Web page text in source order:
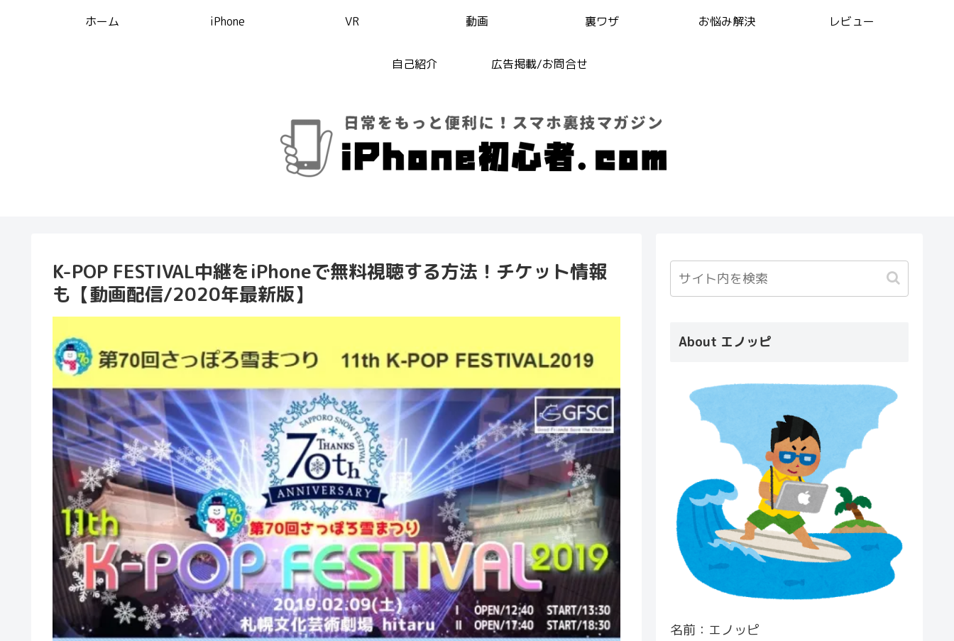
ホーム iPhone VR 動画 裏ワザ お悩み解決 レビュー
自己紹介 広告掲載/お問合せ
K-POP FESTIVAL中継をiPhoneで無料視聴する方法！チケット情報
も【動画配信/2020年最新版】
About エノッピ
名前：エノッピ